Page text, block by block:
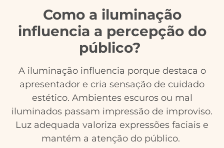
Como a iluminação
influencia a percepção do
público?
A iluminação influencia porque destaca o
apresentador e cria sensação de cuidado
estético. Ambientes escuros ou mal
iluminados passam impressão de improviso.
Luz adequada valoriza expressões faciais e
mantém a atenção do público.